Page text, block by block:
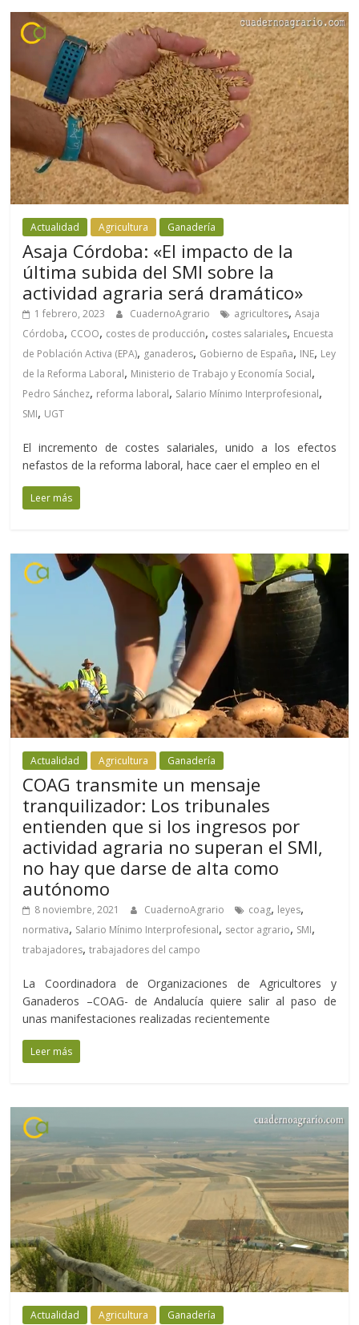
Actualidad Agricultura Ganadería
Asaja Córdoba: «El impacto de la
última subida del SMI sobre la
actividad agraria será dramático»
1 febrero, 2023 CuadernoAgrario agricultores,Asaja
Córdoba, CCOO, costes de producción, costes salariales, Encuesta
de Población Activa (EPA), ganaderos, Gobierno de España, INE, Ley
de la Reforma Laboral, Ministerio de Trabajo y Economía Social,
Pedro Sánchez, reforma laboral, Salario Mínimo Interprofesional,
SMI, UGT
El incremento de costes salariales, unido a los efectos
nefastos de la reforma laboral, hace caer el empleo en el
Leer más
Actualidad Agricultura Ganadería
COAG transmite un mensaje
tranquilizador: Los tribunales
entienden que si los ingresos por
actividad agraria no superan el SMI,
no hay que darse de alta como
autónomo
8 noviembre, 2021 CuadernoAgrario coag, leyes,
normativa, Salario Mínimo Interprofesional, sector agrario, SMI,
trabajadores,trabajadores del campo
La Coordinadora de Organizaciones de Agricultores y
Ganaderos –COAG- de Andalucía quiere salir al paso de
unas manifestaciones realizadas recientemente
Leer más
Actualidad Agricultura Ganadería